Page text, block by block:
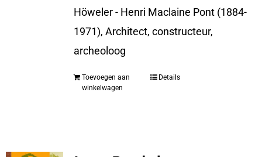
Höweler - Henri Maclaine Pont (1884-
1971), Architect, constructeur,
archeoloog
Toevoegen aan
winkelwagen
Details